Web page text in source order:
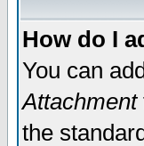
How do I
You can
Attachment
the